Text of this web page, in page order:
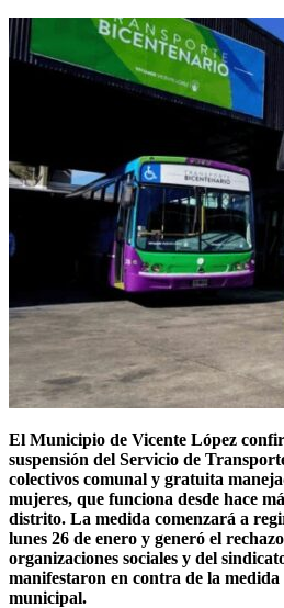
El Municipio de Vicente López
suspensión del Servicio de
colectivos comunal y gratuita
mujeres, que funciona desde hace
distrito. La medida comenzará a
lunes 26 de enero y generó el
organizaciones sociales y del
manifestaron en contra de la
municipal.